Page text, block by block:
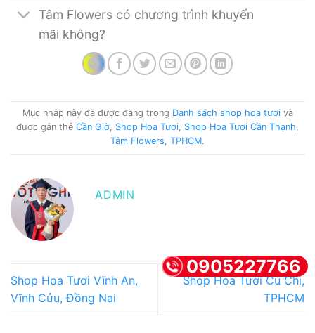
Tâm Flowers có chương trình khuyến
mãi không?
Mục nhập này đã được đăng trong Danh sách shop hoa tươivà
được gắn thẻ Cần Giờ, Shop Hoa Tươi, Shop Hoa Tươi Cần Thạnh,
Tâm Flowers, TPHCM.
ADMIN
Shop Hoa Tươi Vĩnh An,
Vĩnh Cửu, Đồng Nai
Shop Hoa Tươi Củ Chi,
TPHCM
0905227766